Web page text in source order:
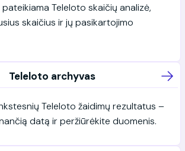
Teleloto skaičių analizė,
skaičius ir jų pasikartojimo
Teleloto archyvas
Teleloto žaidimų rezultatus –
datą ir peržiūrėkite duomenis.